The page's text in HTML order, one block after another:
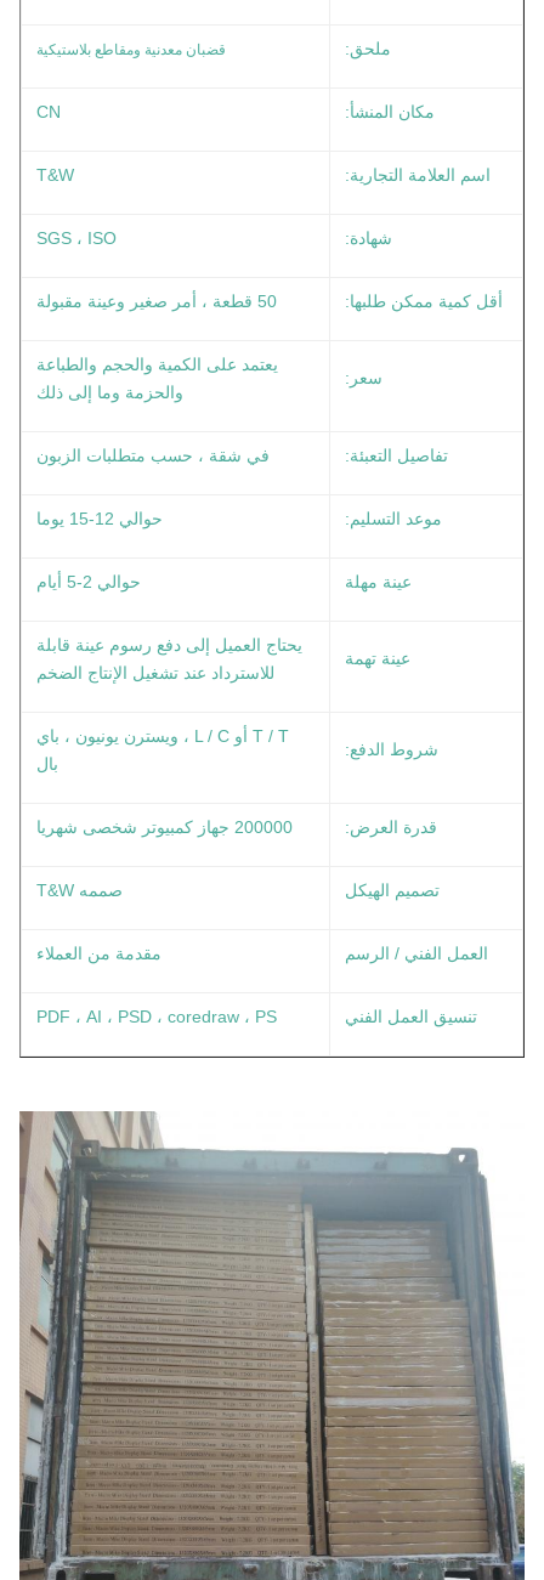
ملحق: قضبان معدنية ومقاطع بلاستيكية
مكان المنشأ: CN
اسم العلامة التجارية: T&W
شهادة: SGS ، ISO
أقل كمية ممكن طلبها: 50 قطعة ، أمر صغير وعينة مقبولة
سعر:
يعتمد على الكمية والحجم والطباعة
والحزمة وما إلى ذلك
تفاصيل التعبئة: في شقة ، حسب متطلبات الزبون
موعد التسليم: حوالي 12-15 يوما
عينة مهلة حوالي 2-5 أيام
عينة تهمة
يحتاج العميل إلى دفع رسوم عينة قابلة
للاسترداد عند تشغيل الإنتاج الضخم
شروط الدفع:
T / T أو L / C ، ويسترن يونيون ، باي
بال
قدرة العرض: 200000 جهاز كمبيوتر شخصى شهريا
تصميم الهيكل صممه T&W
العمل الفني / الرسم مقدمة من العملاء
تنسيق العمل الفني PDF ، AI ، PSD ، coredraw ، PS